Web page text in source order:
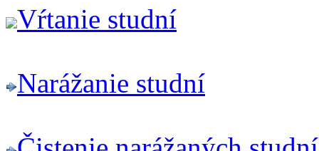
Vŕtanie studní
Narážanie studní